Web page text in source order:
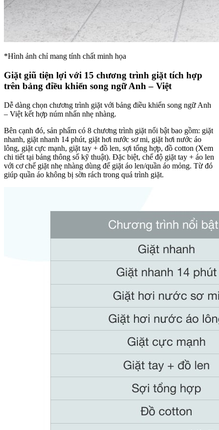
*Hình ảnh chỉ mang tính chất minh họa
Giặt giũ tiện lợi với 15 chương trình giặt tích hợp
trên bảng điều khiển song ngữ Anh – Việt
Dễ dàng chọn chương trình giặt với bảng điều khiển song ngữ Anh
– Việt kết hợp núm nhấn nhẹ nhàng.
Bên cạnh đó, sản phẩm có 8 chương trình giặt nổi bật bao gồm: giặt
nhanh, giặt nhanh 14 phút, giặt hơi nước sơ mi, giặt hơi nước áo
lông, giặt cực mạnh, giặt tay + đồ len, sợi tổng hợp, đồ cotton (Xem
chi tiết tại bảng thông số kỹ thuật). Đặc biệt, chế độ giặt tay + áo len
với cơ chế giặt nhẹ nhàng dùng để giặt áo len/quần áo mỏng. Từ đó
giúp quần áo không bị sờn rách trong quá trình giặt.